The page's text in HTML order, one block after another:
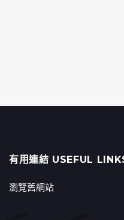
有用連結 USEFUL
瀏覽舊網站